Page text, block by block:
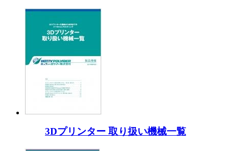
3Dプリンター 取り扱い機械一覧